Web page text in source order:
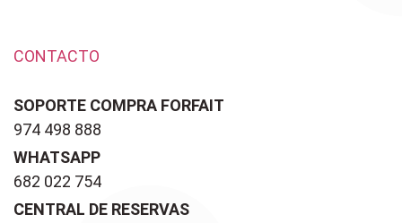
CONTACTO
SOPORTE COMPRA FORFAIT
974 498 888
WHATSAPP
682 022 754
CENTRAL DE RESERVAS